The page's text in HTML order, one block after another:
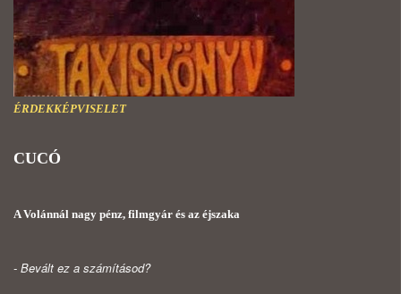
ÉRDEKKÉPVISELET
CUCÓ
A Volánnál nagy pénz, filmgyár és az éjszaka
- Bevált ez a számításod?